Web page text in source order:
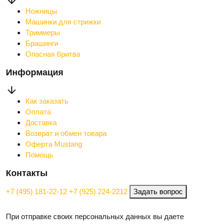
Ножницы
Машинки для стрижки
Триммеры
Брашинги
Опасная бритва
Информация
Как заказать
Оплата
Доставка
Возврат и обмен товара
Оферта Mustang
Помощь
Контакты
+7 (495) 181-22-12 +7 (925) 224-2212 Задать вопрос
При отправке своих персональных данных вы даете